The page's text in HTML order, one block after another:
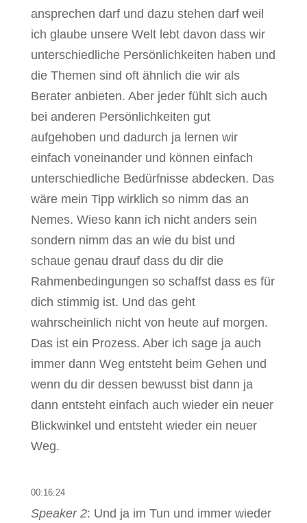
ansprechen darf und dazu stehen darf weil
ich glaube unsere Welt lebt davon dass wir
unterschiedliche Persönlichkeiten haben und
die Themen sind oft ähnlich die wir als
Berater anbieten. Aber jeder fühlt sich auch
bei anderen Persönlichkeiten gut
aufgehoben und dadurch ja lernen wir
einfach voneinander und können einfach
unterschiedliche Bedürfnisse abdecken. Das
wäre mein Tipp wirklich so nimm das an
Nemes. Wieso kann ich nicht anders sein
sondern nimm das an wie du bist und
schaue genau drauf dass du dir die
Rahmenbedingungen so schaffst dass es für
dich stimmig ist. Und das geht
wahrscheinlich nicht von heute auf morgen.
Das ist ein Prozess. Aber ich sage ja auch
immer dann Weg entsteht beim Gehen und
wenn du dir dessen bewusst bist dann ja
dann entsteht einfach auch wieder ein neuer
Blickwinkel und entsteht wieder ein neuer
Weg.
00:16:24
Speaker 2: Und ja im Tun und immer wieder